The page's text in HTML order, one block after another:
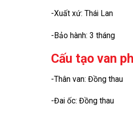
-Xuất xứ: Thái Lan
-Bảo hành: 3 tháng
Cấu tạo van
-Thân van: Đồng thau
-Đai ốc: Đồng thau